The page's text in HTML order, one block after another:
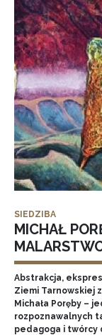
SIEDZIBA
MICHAŁ
Abstrakcja,
Ziemi Tarnowskiej
Michała Poręby –
rozpoznawalnych
pedagoga i twórcy